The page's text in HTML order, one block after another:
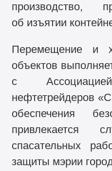
производство,
об изъятии
Перемещение и
объектов
с
нефтетрейдеров
обеспечения
привлекается
спасательных
защиты мэрии